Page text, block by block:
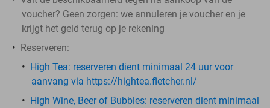
voucher? Geen zorgen: we annuleren je voucher en je
krijgt het geld terug op je rekening
Reserveren:
High Tea: ​ reserveren dient minimaal 24 uur voor
aanvang via https://hightea.fletcher.nl/
High Wine, Beer of Bubbles: reserveren dient minimaal